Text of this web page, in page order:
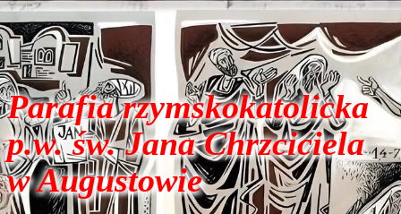
Parafia rzymskokatolicka
p.w. św. Jana Chrzciciela
w Augustowie